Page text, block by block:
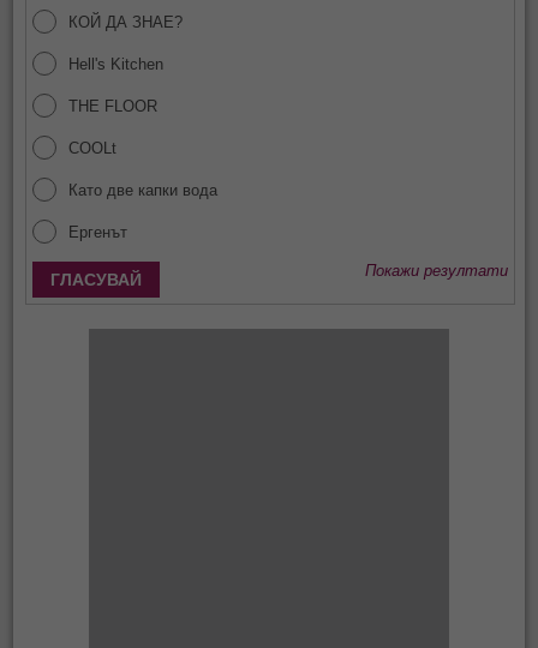
КОЙ ДА ЗНАЕ?
Hell's Kitchen
THE FLOOR
COOLt
Като две капки вода
Ергенът
Покажи резултати